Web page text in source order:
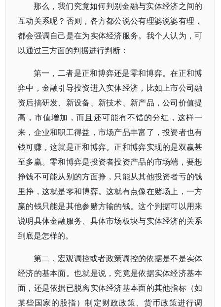
那么，我们究竟如何判别金融与实体经济之间的
互动关系呢？否则，各方都公说公有理婆说婆有理，
都会强调自己是在为实体经济服务。我个人认为，可
以通过三方面的判据进行判断：
第一，二者是正和博弈还是零和博弈。在正和博
弈中，金融引导投资进入实体经济，比如上市公司融
资后搞研发、新设备、新技术、新产品，公司价值提
高，市值增加，而且还可能有不错的分红，这样一
来，企业和职工得益，市场产品丰富了，投资者也有
钱可赚，这就是正和博弈。正和博弈实现的是双赢甚
至多赢。零和博弈是投资者投资产品的市场端，要想
挣钱不可能从别的方面挣，只能从其他投资者亏的钱
里挣，这就是零和博弈。这就有点像在赌场上，一方
赢的钱只能是其他参赌方输的钱。这个判据可以用来
说明具体金融服务、具体市场板块与实体经济的关系
到底是怎样的。
第二，宏观调控或者政策调控的依据是不是实体
经济的基本面。也就是说，究竟是依据实体经济基本
面，还是依据已脱离实体经济基本面的其他指标（如
某些国家的股指）制定财政政策、货币政策进行调